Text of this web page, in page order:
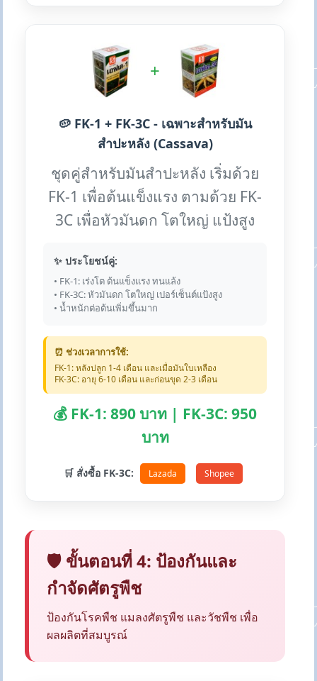
+
🥔 FK-1 + FK-3C - เฉพาะสำหรับมัน
สำปะหลัง (Cassava)
ชุดคู่สำหรับมันสำปะหลัง เริ่มด้วย
FK-1 เพื่อต้นแข็งแรง ตามด้วย FK-
3C เพื่อหัวมันดก โตใหญ่ แป้งสูง
✨ ประโยชน์คู่:
• FK-1: เร่งโต ต้นแข็งแรง ทนแล้ง
• FK-3C: หัวมันดก โตใหญ่ เปอร์เซ็นต์แป้งสูง
• น้ำหนักต่อต้นเพิ่มขึ้นมาก
⏰ ช่วงเวลาการใช้:
FK-1: หลังปลูก 1-4 เดือน และเมื่อมันใบเหลือง
FK-3C: อายุ 6-10 เดือน และก่อนขุด 2-3 เดือน
💰 FK-1: 890 บาท | FK-3C: 950
บาท
🛒 สั่งซื้อ FK-3C: Lazada Shopee
🛡️ ขั้นตอนที่ 4: ป้องกันและ
กำจัดศัตรูพืช
ป้องกันโรคพืช แมลงศัตรูพืช และวัชพืช เพื่อ
ผลผลิตที่สมบูรณ์